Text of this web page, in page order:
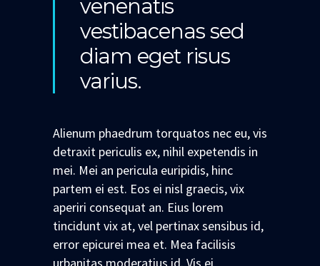
venenatis
vestibacenas sed
diam eget risus
varius.
Alienum phaedrum torquatos nec eu, vis
detraxit periculis ex, nihil expetendis in
mei. Mei an pericula euripidis, hinc
partem ei est. Eos ei nisl graecis, vix
aperiri consequat an. Eius lorem
tincidunt vix at, vel pertinax sensibus id,
error epicurei mea et. Mea facilisis